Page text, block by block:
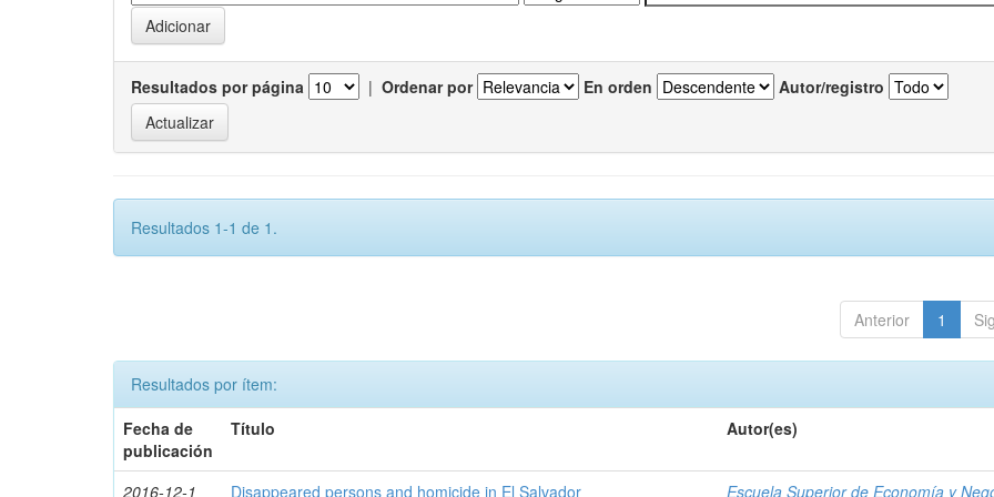
Resultados por página | Ordenar por En orden Autor/registro
Resultados 1-1 de 1.
Anterior 1
Resultados por ítem:
Fecha de
publicación
Título Autor(es)
2016-12-1 Disappeared persons and homicide in El Salvador Escuela Superior de Economía y